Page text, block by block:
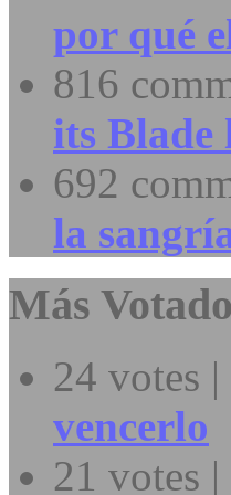
por qué
816
its Blade
692
la
Más Votado
24 votes |
vencerlo
21 votes |